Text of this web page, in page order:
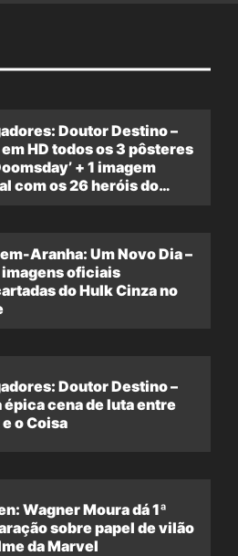
Doutor Destino –
HD todos os 3 pôsteres
+ 1 imagem
com os 26 heróis do
Aranha: Um Novo Dia –
oficiais
do Hulk Cinza no
Doutor Destino –
épica cena de luta entre
o Coisa
Wagner Moura dá 1ª
sobre papel de vilão
da Marvel